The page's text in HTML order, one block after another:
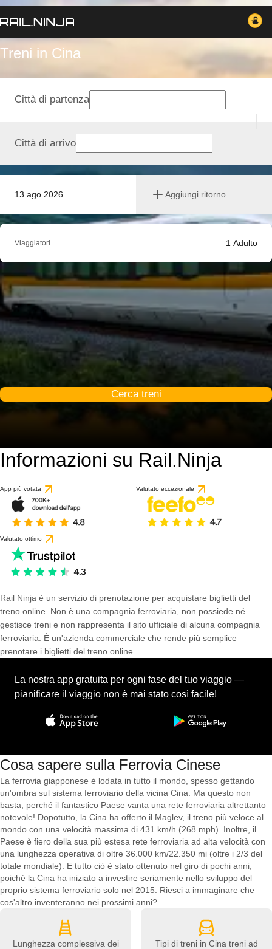
Treni in Cina
13 ago 2026 Aggiungi ritorno
Città di partenza
Città di arrivo
Viaggiatori 1 Adulto
Cerca treni
Informazioni su Rail.Ninja
App più votata Valutato eccezionale
Valutato ottimo
Rail Ninja è un servizio di prenotazione per acquistare biglietti del
treno online. Non è una compagnia ferroviaria, non possiede né
gestisce treni e non rappresenta il sito ufficiale di alcuna compagnia
ferroviaria. È un'azienda commerciale che rende più semplice
prenotare i biglietti del treno online.
La nostra app gratuita per ogni fase del tuo viaggio —
pianificare il viaggio non è mai stato così facile!
Cosa sapere sulla Ferrovia Cinese
La ferrovia giapponese è lodata in tutto il mondo, spesso gettando
un'ombra sul sistema ferroviario della vicina Cina. Ma questo non
basta, perché il fantastico Paese vanta una rete ferroviaria altrettanto
notevole! Dopotutto, la Cina ha offerto il Maglev, il treno più veloce al
mondo con una velocità massima di 431 km/h (268 mph). Inoltre, il
Paese è fiero della sua più estesa rete ferroviaria ad alta velocità con
una lunghezza operativa di oltre 36.000 km/22.350 mi (oltre i 2/3 del
totale mondiale). E tutto ciò è stato ottenuto nel giro di pochi anni,
poiché la Cina ha iniziato a investire seriamente nello sviluppo del
proprio sistema ferroviario solo nel 2015. Riesci a immaginare che
cos'altro inventeranno nei prossimi anni?
Lunghezza complessiva dei
Tipi di treni in Cina treni ad